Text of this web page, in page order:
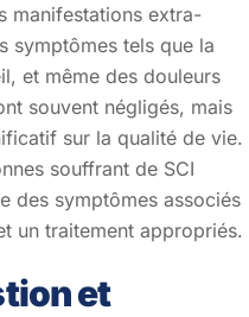
manifestations extra-
symptômes tels que la
et même des douleurs
souvent négligés, mais
sur la qualité de vie.
souffrant de SCI
des symptômes associés
un traitement appropriés.
et